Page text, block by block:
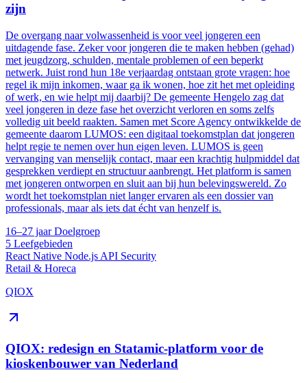
zijn
De overgang naar volwassenheid is voor veel jongeren een
uitdagende fase. Zeker voor jongeren die te maken hebben (gehad)
met jeugdzorg, schulden, mentale problemen of een beperkt
netwerk. Juist rond hun 18e verjaardag ontstaan grote vragen: hoe
regel ik mijn inkomen, waar ga ik wonen, hoe zit het met opleiding
of werk, en wie helpt mij daarbij? De gemeente Hengelo zag dat
veel jongeren in deze fase het overzicht verloren en soms zelfs
volledig uit beeld raakten. Samen met Score Agency ontwikkelde de
gemeente daarom LUMOS: een digitaal toekomstplan dat jongeren
helpt regie te nemen over hun eigen leven. LUMOS is geen
vervanging van menselijk contact, maar een krachtig hulpmiddel dat
gesprekken verdiept en structuur aanbrengt. Het platform is samen
met jongeren ontworpen en sluit aan bij hun belevingswereld. Zo
wordt het toekomstplan niet langer ervaren als een dossier van
professionals, maar als iets dat écht van henzelf is.
16–27 jaarDoelgroep
5 Leefgebieden
React Native Node.js API Security
Retail & Horeca
QIOX
QIOX: redesign en Statamic-platform voor de
kioskenbouwer van Nederland